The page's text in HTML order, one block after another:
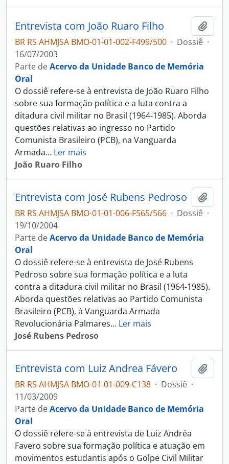
Entrevista com João Ruaro Filho
BR RS AHMJSA BMO-01-01-002-F499/500 · Dossiê ·
16/07/2003
Parte deAcervo da Unidade Banco de Memória
Oral
O dossiê refere-se à entrevista de João Ruaro Filho
sobre sua formação política e a luta contra a
ditadura civil militar no Brasil (1964-1985). Aborda
questões relativas ao ingresso no Partido
Comunista Brasileiro (PCB), na Vanguarda
Armada… Ler mais
João Ruaro Filho
Entrevista com José Rubens Pedroso
BR RS AHMJSA BMO-01-01-006-F565/566 · Dossiê ·
19/10/2004
Parte deAcervo da Unidade Banco de Memória
Oral
O dossiê refere-se à entrevista de José Rubens
Pedroso sobre sua formação política e a luta
contra a ditadura civil militar no Brasil (1964-1985).
Aborda questões relativas ao Partido Comunista
Brasileiro (PCB), à Vanguarda Armada
Revolucionária Palmares… Ler mais
José Rubens Pedroso
Entrevista com Luiz Andrea Fávero
BR RS AHMJSA BMO-01-01-009-C138 · Dossiê ·
11/03/2009
Parte deAcervo da Unidade Banco de Memória
Oral
O dossiê refere-se à entrevista de Luiz Andréa
Favero sobre sua formação política e atuação em
movimentos estudantis após o Golpe Civil Militar